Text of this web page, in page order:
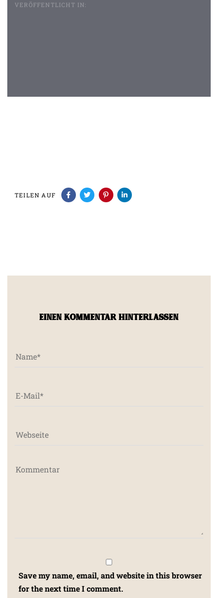
VERÖFFENTLICHT IN:
TEILEN AUF
EINEN KOMMENTAR HINTERLASSEN
Save my name, email, and website in this browser
for the next time I comment.